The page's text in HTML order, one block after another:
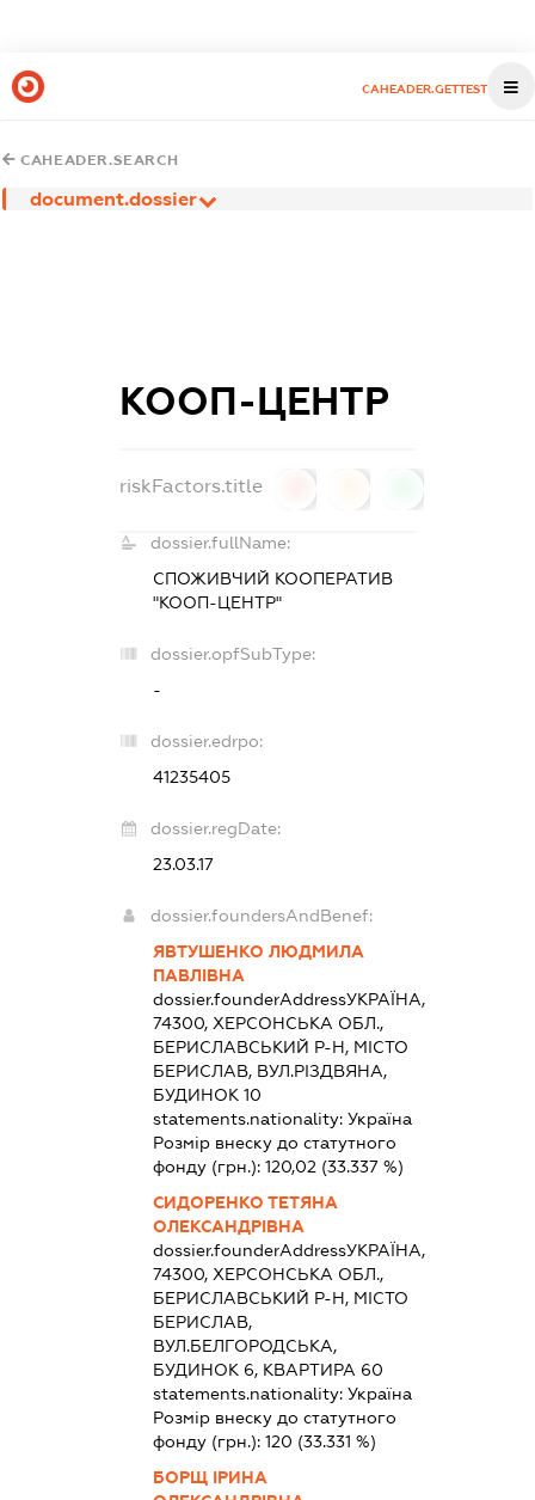
CAHEADER.GETTEST
CAHEADER.SEARCH
document.dossier
КООП-ЦЕНТР
riskFactors.title
dossier.fullName:
СПОЖИВЧИЙ КООПЕРАТИВ
"КООП-ЦЕНТР"
dossier.opfSubType:
-
dossier.edrpo:
41235405
dossier.regDate:
23.03.17
dossier.foundersAndBenef:
ЯВТУШЕНКО ЛЮДМИЛА
ПАВЛІВНА
dossier.founderAddressУКРАЇНА,
74300, ХЕРСОНСЬКА ОБЛ.,
БЕРИСЛАВСЬКИЙ Р-Н, МІСТО
БЕРИСЛАВ, ВУЛ.РІЗДВЯНА,
БУДИНОК 10
statements.nationality:Україна
Розмір внеску до статутного
фонду (грн.):120,02 (33.337 %)
СИДОРЕНКО ТЕТЯНА
ОЛЕКСАНДРІВНА
dossier.founderAddressУКРАЇНА,
74300, ХЕРСОНСЬКА ОБЛ.,
БЕРИСЛАВСЬКИЙ Р-Н, МІСТО
БЕРИСЛАВ,
ВУЛ.БЕЛГОРОДСЬКА,
БУДИНОК 6, КВАРТИРА 60
statements.nationality:Україна
Розмір внеску до статутного
фонду (грн.):120 (33.331 %)
БОРЩ ІРИНА